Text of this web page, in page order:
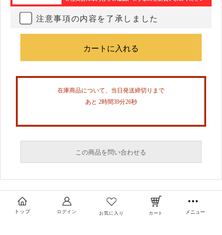
注意事項の内容を了承しました
在庫商品について、当日発送締切りまで
あと 2時間39分25秒
この商品を問い合わせる
トップ ログイン お気に入り カート メニュー